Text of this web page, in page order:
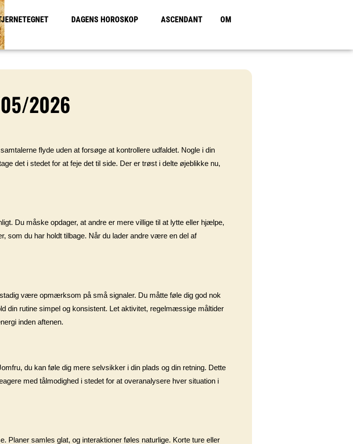
DAGENS HOROSKOP ASCENDANT OM
2026
flyde uden at forsøge at kontrollere udfaldet. Nogle i din
det i stedet for at feje det til side. Der er trøst i delte øjeblikke nu,
Du måske opdager, at andre er mere villige til at lytte eller hjælpe,
som du har holdt tilbage. Når du lader andre være en del af
være opmærksom på små signaler. Du måtte føle dig god nok
din rutine simpel og konsistent. Let aktivitet, regelmæssige måltider
inden aftenen.
du kan føle dig mere selvsikker i din plads og din retning. Dette
med tålmodighed i stedet for at overanalysere hver situation i
samles glat, og interaktioner føles naturlige. Korte ture eller